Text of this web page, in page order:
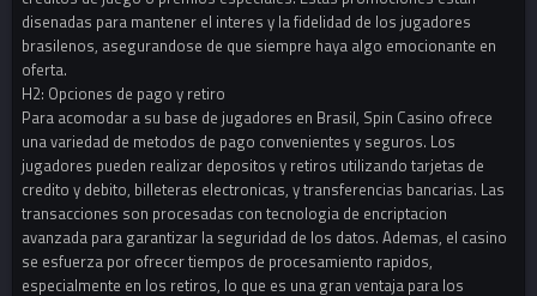
disenadas para mantener el interes y la fidelidad de los jugadores
brasilenos, asegurandose de que siempre haya algo emocionante en
oferta.
H2: Opciones de pago y retiro
Para acomodar a su base de jugadores en Brasil, Spin Casino ofrece
una variedad de metodos de pago convenientes y seguros. Los
jugadores pueden realizar depositos y retiros utilizando tarjetas de
credito y debito, billeteras electronicas, y transferencias bancarias. Las
transacciones son procesadas con tecnologia de encriptacion
avanzada para garantizar la seguridad de los datos. Ademas, el casino
se esfuerza por ofrecer tiempos de procesamiento rapidos,
especialmente en los retiros, lo que es una gran ventaja para los